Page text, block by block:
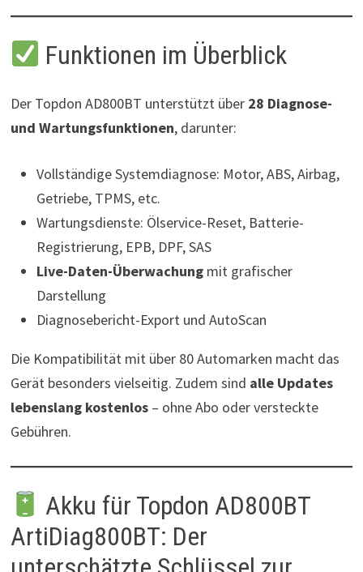
Funktionen im Überblick
Der Topdon AD800BT unterstützt über 28 Diagnose-
und Wartungsfunktionen, darunter:
Vollständige Systemdiagnose: Motor, ABS, Airbag,
Getriebe, TPMS, etc.
Wartungsdienste: Ölservice-Reset, Batterie-
Registrierung, EPB, DPF, SAS
Live-Daten-Überwachungmit grafischer
Darstellung
Diagnosebericht-Export und AutoScan
Die Kompatibilität mit über 80 Automarken macht das
Gerät besonders vielseitig. Zudem sind alle Updates
lebenslang kostenlos– ohne Abo oder versteckte
Gebühren.
Akku für Topdon AD800BT
ArtiDiag800BT: Der